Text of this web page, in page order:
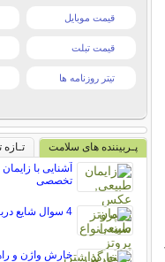
قیمت موبایل
قیمت تبلت
تیتر روزنامه ها
پـربیننده های سلامت
آشنایی با
تخصصی
4 سوال شايع درباره پروتز سينه
خارش واژن و